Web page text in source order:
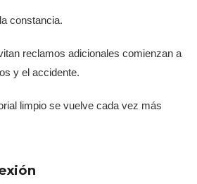
constancia.
reclamos adicionales comienzan a
y el accidente.
limpio se vuelve cada vez más